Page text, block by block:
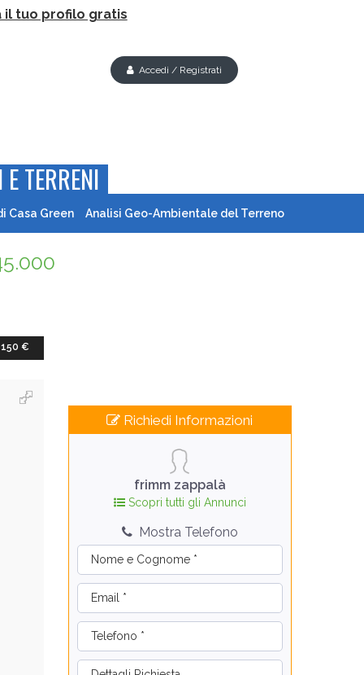
il tuo profilo gratis
Accedi / Registrati
E TERRENI
Casa Green Analisi Geo-Ambientale del Terreno
€
Richiedi Informazioni
frimm zappalà
Scopri tutti gli Annunci
Mostra Telefono